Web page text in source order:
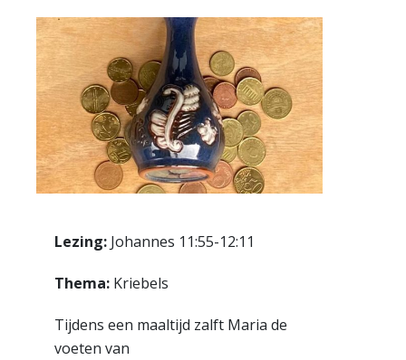
Lezing: Johannes 11:55-12:11
Thema: Kriebels
Tijdens een maaltijd zalft Maria de
voeten van